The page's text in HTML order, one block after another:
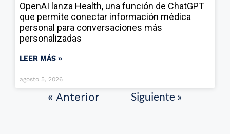
OpenAI lanza Health, una función de ChatGPT
que permite conectar información médica
personal para conversaciones más
personalizadas
LEER MÁS »
agosto 5, 2026
« Anterior Siguiente »